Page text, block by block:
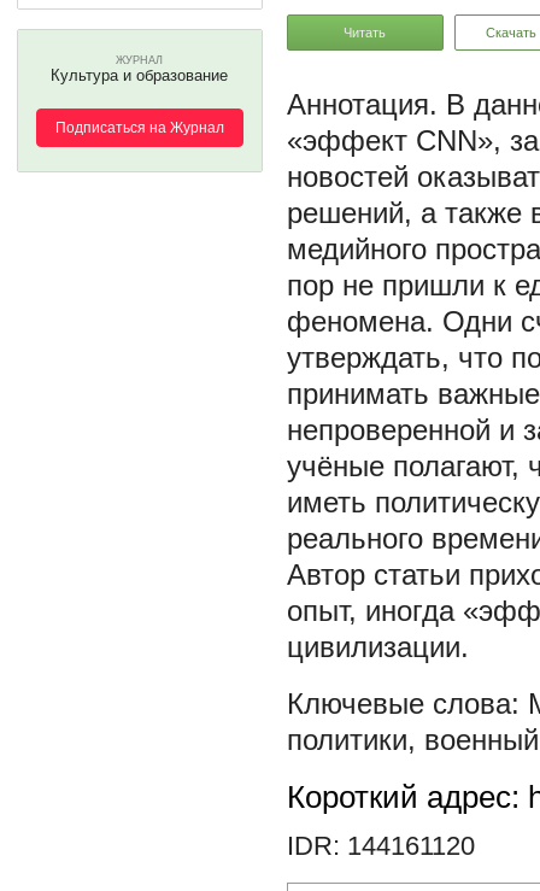
ЖУРНАЛ
Культура и образование
Подписаться на Журнал
Читать Скачать
В
«эффект CNN»,
новостей
решений, а также
медийного
пор не пришли к
феномена. Одни
утверждать, что
принимать
непроверенной и
учёные полагают,
иметь
реального
Автор статьи
опыт, иногда
цивилизации.
политики,
Короткий адрес:
IDR: 144161120